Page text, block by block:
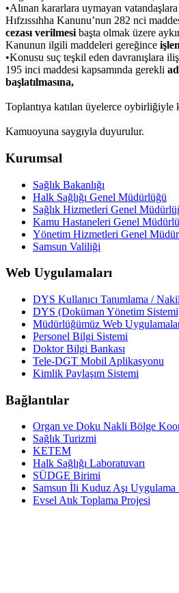
•Alınan kararlara uymayan
Hıfzıssıhha Kanunu’nun 282 nci
cezası verilmesi başta olmak üzere
Kanunun ilgili maddeleri gereğince
•Konusu suç teşkil eden davranışlara
195 inci maddesi kapsamında gerekli
başlatılmasına,
Toplantıya katılan üyelerce oybirliğiyle
Kamuoyuna saygıyla duyurulur.
Kurumsal
Sağlık Bakanlığı
Halk Sağlığı Genel Müdürlüğü
Sağlık Hizmetleri Genel
Kamu Hastaneleri Genel
Yönetim Hizmetleri Genel
Samsun Valiliği
Web Uygulamaları
DYS Kullanıcı Tanımlama /
DYS (Doküman Yönetim
Müdürlüğümüz Web
Personel Bilgi Sistemi
Doktor Bilgi Bankası
Tele-DGT Mobil Aplikasyonu
Kimlik Paylaşım Sistemi
Bağlantılar
Organ ve Doku Nakli Bölge
Sağlık Turizmi
KETEM
Halk Sağlığı Laboratuvarı
SÜDGE Birimi
Samsun İli Kuduz Aşı
Evsel Atık Toplama Projesi